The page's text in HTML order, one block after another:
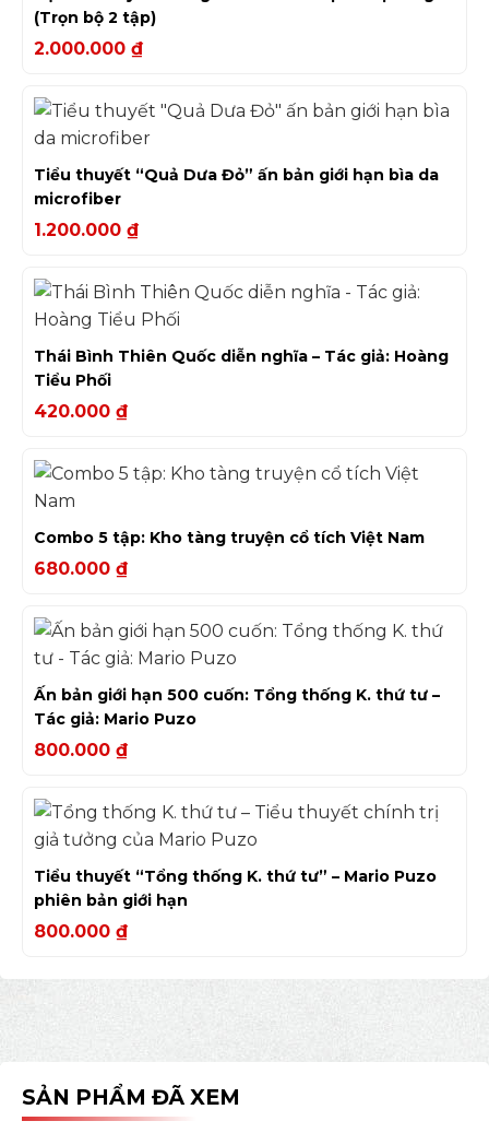
(Trọn bộ 2 tập)
2.000.000 ₫
Tiểu thuyết “Quả Dưa Đỏ” ấn bản giới hạn bìa da
microfiber
1.200.000 ₫
Thái Bình Thiên Quốc diễn nghĩa – Tác giả: Hoàng
Tiểu Phối
420.000 ₫
Combo 5 tập: Kho tàng truyện cổ tích Việt Nam
680.000 ₫
Ấn bản giới hạn 500 cuốn: Tổng thống K. thứ tư –
Tác giả: Mario Puzo
800.000 ₫
Tiểu thuyết “Tổng thống K. thứ tư” – Mario Puzo
phiên bản giới hạn
800.000 ₫
SẢN PHẨM ĐÃ XEM